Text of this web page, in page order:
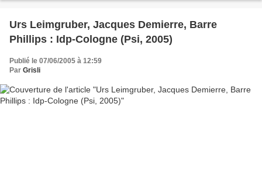
Urs Leimgruber, Jacques Demierre, Barre
Phillips : Idp-Cologne (Psi, 2005)
Publié le 07/06/2005 à 12:59
Par Grisli